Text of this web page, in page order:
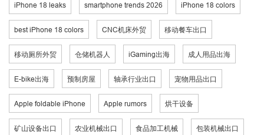
iPhone 18 leaks smartphone trends 2026 iPhone 18 colors
best iPhone 18 colors CNC机床外贸 移动餐车出口
移动厕所外贸 仓储机器人 iGaming出海 成人用品出海
E-bike出海 预制房屋 轴承行业出口 宠物用品出口
Apple foldable iPhone Apple rumors 烘干设备
矿山设备出口 农业机械出口 食品加工机械 包装机械出口